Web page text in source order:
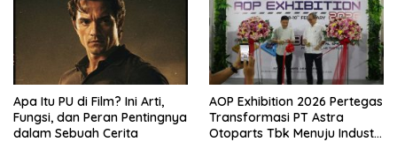
Apa Itu PU di Film? Ini Arti,
Fungsi, dan Peran Pentingnya
dalam Sebuah Cerita
AOP Exhibition 2026 Pertegas
Transformasi PT Astra
Otoparts Tbk Menuju Industri